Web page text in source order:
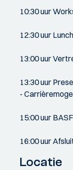
10:30 uur
12:30 uur Lunch
13:00 uur
13:30 uur
-
15:00 uur
16:00 uur
Locatie